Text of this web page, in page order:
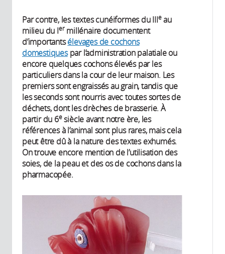
Par contre, les textes cunéiformes du IIIeau
milieu du Iermillénaire documentent
d’importantsélevages de cochons
domestiquespar l’administration palatiale ou
encore quelques cochons élevés par les
particuliers dans la cour de leur maison. Les
premiers sont engraissés au grain, tandis que
les seconds sont nourris avec toutes sortes de
déchets, dont les drèches de brasserie. À
partir du 6esiècle avant notre ère, les
références à l’animal sont plus rares, mais cela
peut être dû à la nature des textes exhumés.
On trouve encore mention de l’utilisation des
soies, de la peau et des os de cochons dans la
pharmacopée.